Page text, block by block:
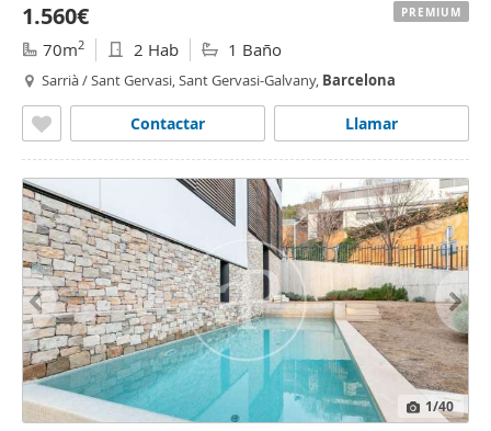
1.560€
70m2 2 Hab 1 Baño
Sarrià / Sant Gervasi, Sant Gervasi-Galvany, Barcelona
Llamar
Contactar
PREMIUM
1/40